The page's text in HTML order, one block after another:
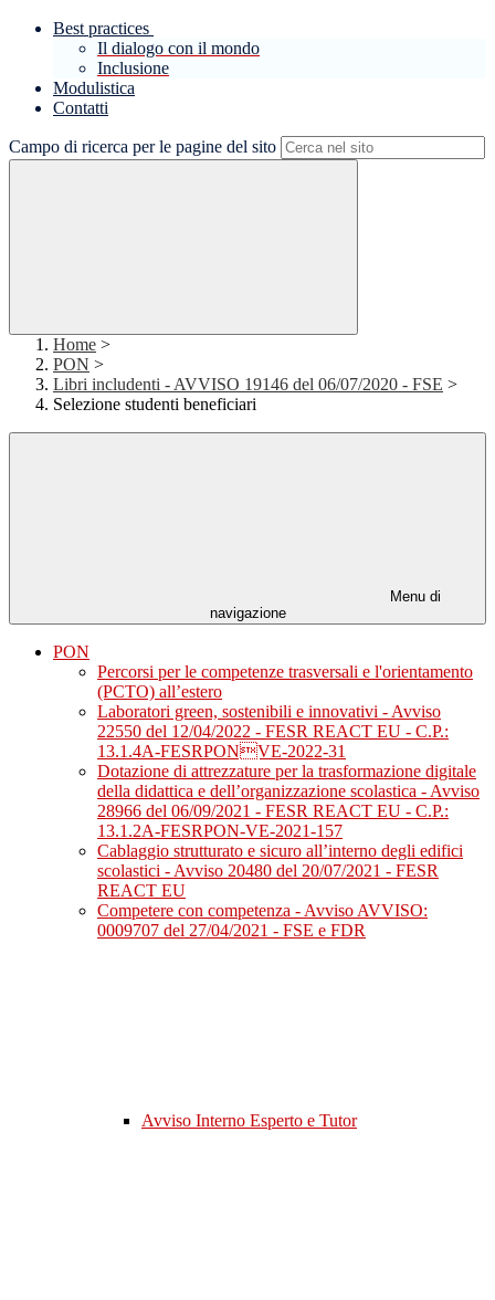
Best practices
Il dialogo con il mondo
Inclusione
Modulistica
Contatti
Campo di ricerca per le pagine del sito
Home >
PON >
Libri includenti - AVVISO 19146 del 06/07/2020 - FSE >
Selezione studenti beneficiari
Menu di
navigazione
PON
Percorsi per le competenze trasversali e l'orientamento
(PCTO) all’estero
Laboratori green, sostenibili e innovativi - Avviso
22550 del 12/04/2022 - FESR REACT EU - C.P.:
13.1.4A-FESRPONVE-2022-31
Dotazione di attrezzature per la trasformazione digitale
della didattica e dell’organizzazione scolastica - Avviso
28966 del 06/09/2021 - FESR REACT EU - C.P.:
13.1.2A-FESRPON-VE-2021-157
Cablaggio strutturato e sicuro all’interno degli edifici
scolastici - Avviso 20480 del 20/07/2021 - FESR
REACT EU
Competere con competenza - Avviso AVVISO:
0009707 del 27/04/2021 - FSE e FDR
Avviso Interno Esperto e Tutor